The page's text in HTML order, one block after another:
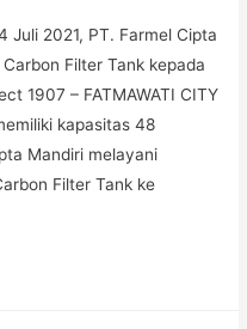
Juli 2021, PT. Farmel Cipta
Filter Tank kepada
1907 – FATMAWATI CITY
kapasitas 48
Mandiri melayani
Filter Tank ke